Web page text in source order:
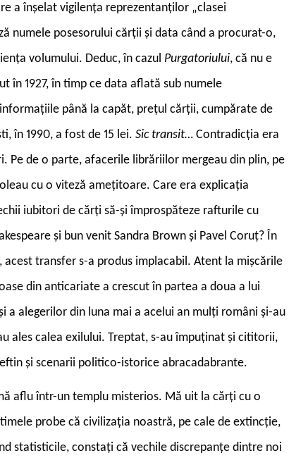
a înșelat vigilența reprezentanților „clasei
numele posesorului cărții și data când a procurat-o,
volumului. Deduc, în cazul Purgatoriului, că nu e
în 1927, în timp ce data aflată sub numele
până la capăt, prețul cărții, cumpărate de
în 1990, a fost de 15 lei. Sic transit… Contradicția era
Pe de o parte, afacerile librăriilor mergeau din plin, pe
cu o viteză amețitoare. Care era explicația
iubitori de cărți să-și împrospăteze rafturile cu
și bun venit Sandra Brown și Pavel Coruț? În
transfer s-a produs implacabil. Atent la mișcările
din anticariate a crescut în partea a doua a lui
a alegerilor din luna mai a acelui an mulți români și-au
ales calea exilului. Treptat, s-au împuținat și cititorii,
și scenarii politico-istorice abracadabrante.
aflu într-un templu misterios. Mă uit la cărți cu o
probe că civilizația noastră, pe cale de extincție,
statisticile, constați că vechile discrepanțe dintre noi